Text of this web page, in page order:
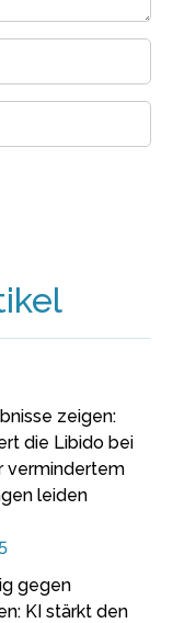
zeigen:
die Libido bei
vermindertem
leiden
gegen
KI stärkt den